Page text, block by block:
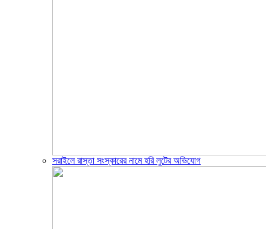
সরাইলে রাস্তা সংস্কারের নামে হরি লুটের অভিযোগ